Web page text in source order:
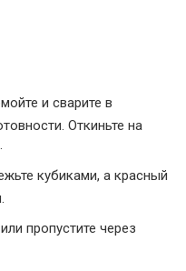
и сварите в
Откиньте на
кубиками, а красный
пропустите через